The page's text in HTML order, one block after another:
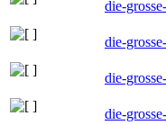
die-
die-
die-
die-